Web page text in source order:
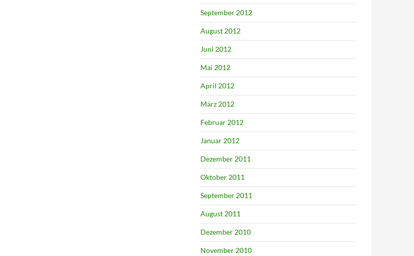
September 2012
August 2012
Juni 2012
Mai 2012
April 2012
März 2012
Februar 2012
Januar 2012
Dezember 2011
Oktober 2011
September 2011
August 2011
Dezember 2010
November 2010